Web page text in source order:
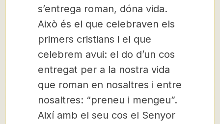
s’entrega roman, dóna vida.
Això és el que celebraven els
primers cristians i el que
celebrem avui: el do d’un cos
entregat per a la nostra vida
que roman en nosaltres i entre
nosaltres: “preneu i mengeu”.
Així amb el seu cos el Senyor